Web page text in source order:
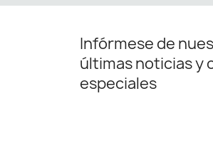
Infórmese de
últimas noticias y
especiales